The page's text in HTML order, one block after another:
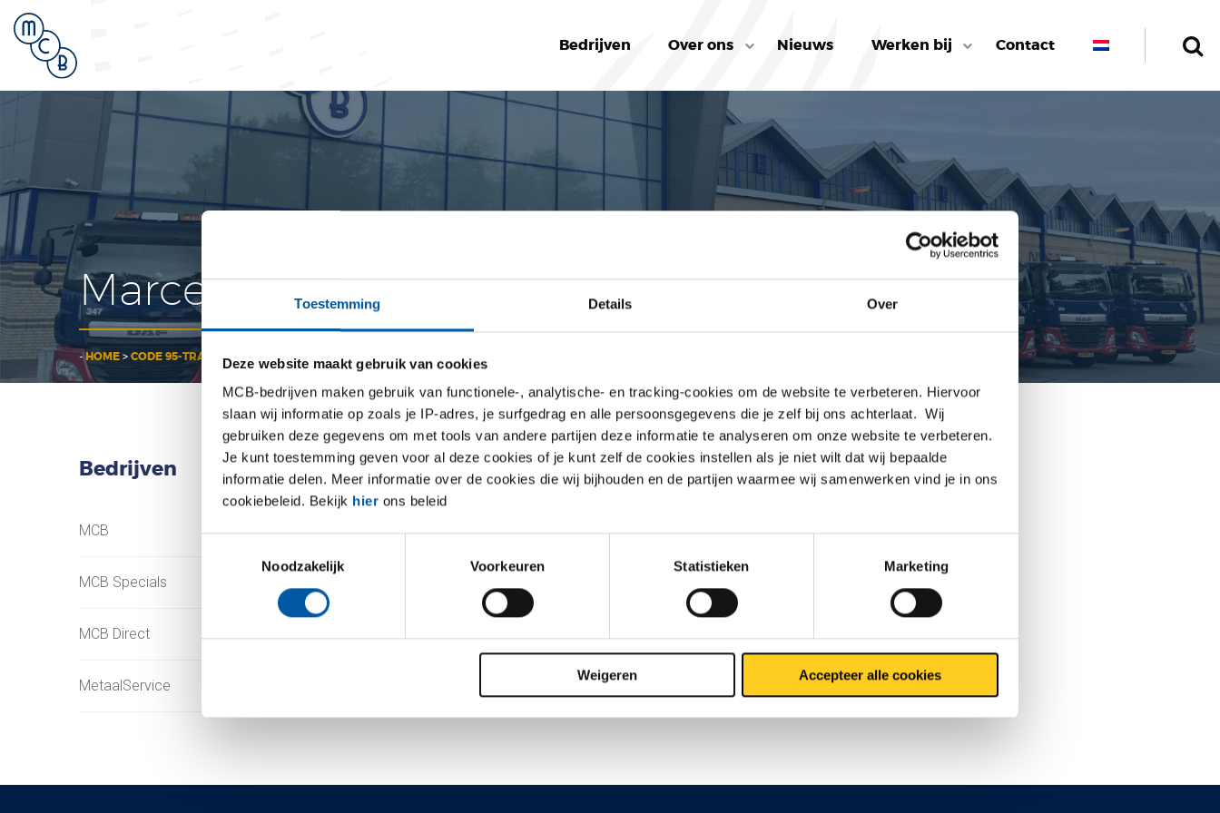
Toestemming Details Over
Deze website maakt gebruik van cookies
MCB-bedrijven maken gebruik van functionele-, analytische- en tracking-cookies om de website te verbeteren. Hiervoor
slaan wij informatie op zoals je IP-adres, je surfgedrag en alle persoonsgegevens die je zelf bij ons achterlaat. Wij
gebruiken deze gegevens om met tools van andere partijen deze informatie te analyseren om onze website te verbeteren.
Je kunt toestemming geven voor al deze cookies of je kunt zelf de cookies instellen als je niet wilt dat wij bepaalde
informatie delen. Meer informatie over de cookies die wij bijhouden en de partijen waarmee wij samenwerken vind je in ons
cookiebeleid. Bekijk hier ons beleid
Noodzakelijk
Voorkeuren Statistieken Marketing
Weigeren Accepteer alle cookies
Bedrijven Over ons Nieuws Werken bij Contact
MarcelHoogervorst
-HOME > CODE 95-TRAINING: “DE LEEFSTIJL-MODULE WAS ERG LEERZAAM, NIET ALLEEN VOOR MIJ.”
Bedrijven
MCB
MCB Specials
MCB Direct
MetaalService
Testas
SAEY
Contact opnemen?